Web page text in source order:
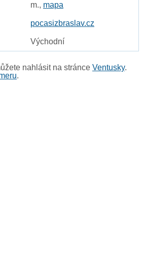
m., mapa
pocasizbraslav.cz
Východní
nahlásit na stránce Ventusky.
.